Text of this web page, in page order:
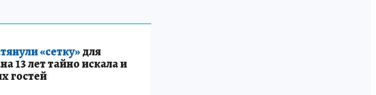
«сетку»для
13 лет тайно искала и
гостей